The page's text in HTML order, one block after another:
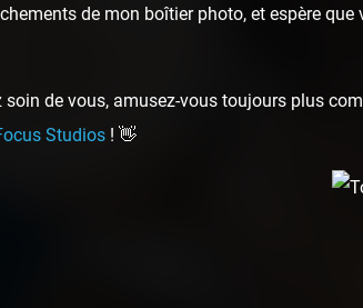
de mon boîtier photo, et espère
soin de vous, amusez-vous toujours plus
Studios ! 👋